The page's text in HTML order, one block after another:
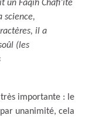
un Faqîh Chafi’ite
science,
il a
(les
importante : le
unanimité, cela